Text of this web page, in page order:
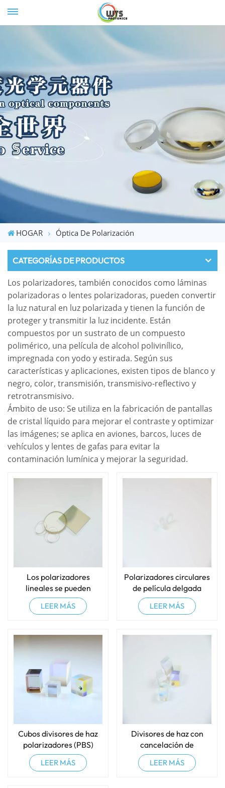
HOGAR Óptica De Polarización
CATEGORÍAS DE PRODUCTOS
Los polarizadores, también conocidos como láminas
polarizadoras o lentes polarizadoras, pueden convertir
la luz natural en luz polarizada y tienen la función de
proteger y transmitir la luz incidente. Están
compuestos por un sustrato de un compuesto
polimérico, una película de alcohol polivinílico,
impregnada con yodo y estirada. Según sus
características y aplicaciones, existen tipos de blanco y
negro, color, transmisión, transmisivo-reflectivo y
retrotransmisivo.
Ámbito de uso: Se utiliza en la fabricación de pantallas
de cristal líquido para mejorar el contraste y optimizar
las imágenes; se aplica en aviones, barcos, luces de
vehículos y lentes de gafas para evitar la
contaminación lumínica y mejorar la seguridad.
Los polarizadores
lineales se pueden
personalizar
LEER MÁS
Polarizadores circulares
de película delgada
LEER MÁS
Cubos divisores de haz
polarizadores (PBS)
LEER MÁS
Divisores de haz con
cancelación de
polarización pegados
LEER MÁS